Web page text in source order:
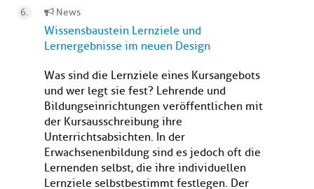
News
Wissensbaustein Lernziele und
Lernergebnisse im neuen Design
Was sind die Lernziele eines Kursangebots
und wer legt sie fest? Lehrende und
Bildungseinrichtungen veröffentlichen mit
der Kursausschreibung ihre
Unterrichtsabsichten. In der
Erwachsenenbildung sind es jedoch oft die
Lernenden selbst, die ihre individuellen
Lernziele selbstbestimmt festlegen. Der